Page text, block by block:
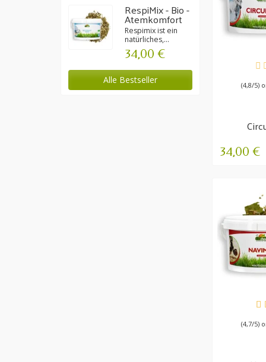
RespiMix - Bio -
Atemkomfort
Respimix ist ein
natürliches,...
34,00 €
Alle Bestseller (4,8/5)
34,00 €
(4,7/5)